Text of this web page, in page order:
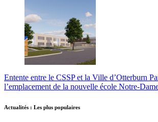
Entente entre le CSSP et la Ville d’Otterburn
l’emplacement de la nouvelle école Notre-
Actualités : Les plus populaires